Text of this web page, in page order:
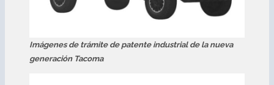
Imágenes de trámite de patente industrial de la nueva
generación Tacoma